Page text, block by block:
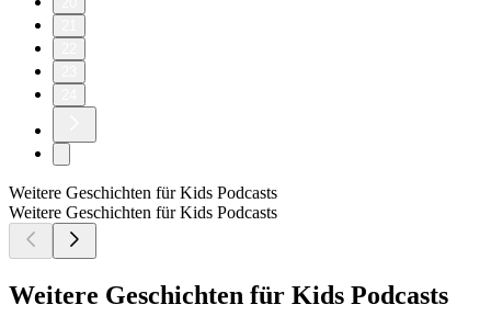
Weitere Geschichten für Kids Podcasts
Weitere Geschichten für Kids Podcasts
Weitere Geschichten für Kids Podcasts